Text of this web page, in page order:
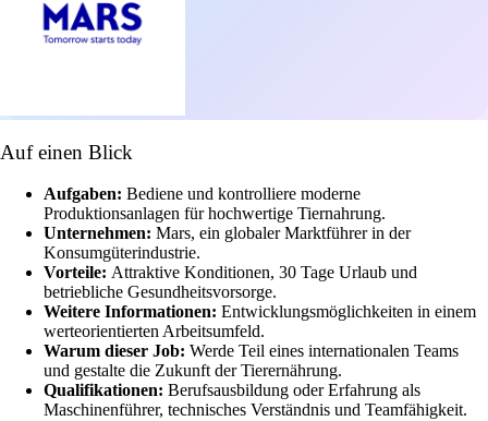
Auf einen Blick
Aufgaben: Bediene und kontrolliere moderne
Produktionsanlagen für hochwertige Tiernahrung.
Unternehmen: Mars, ein globaler Marktführer in der
Konsumgüterindustrie.
Vorteile: Attraktive Konditionen, 30 Tage Urlaub und
betriebliche Gesundheitsvorsorge.
Weitere Informationen: Entwicklungsmöglichkeiten in einem
werteorientierten Arbeitsumfeld.
Warum dieser Job: Werde Teil eines internationalen Teams
und gestalte die Zukunft der Tierernährung.
Qualifikationen: Berufsausbildung oder Erfahrung als
Maschinenführer, technisches Verständnis und Teamfähigkeit.